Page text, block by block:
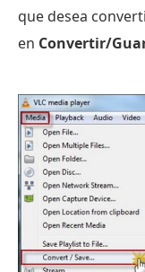
que desea
en Convertir/